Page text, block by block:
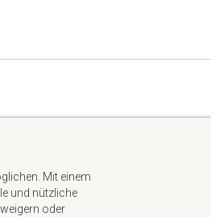
Mit einem
und nützliche
oder